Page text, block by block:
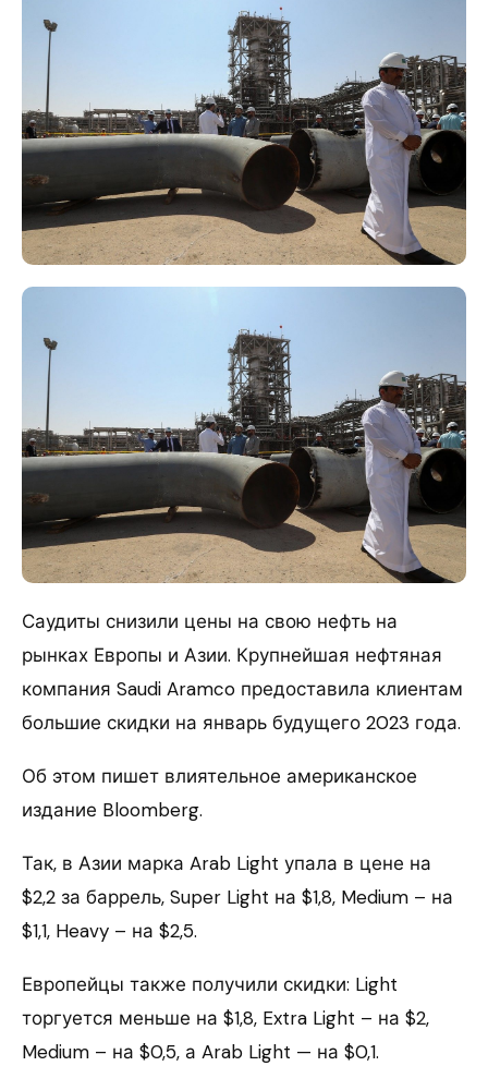
Саудиты снизили цены на свою нефть на
рынках Европы и Азии. Крупнейшая нефтяная
компания Saudi Aramco предоставила клиентам
большие скидки на январь будущего 2023 года.
Об этом пишет влиятельное американское
издание Bloomberg.
Так, в Азии марка Arab Light упала в цене на
$2,2 за баррель, Super Light на $1,8, Medium – на
$1,1, Heavy – на $2,5.
Европейцы также получили скидки: Light
торгуется меньше на $1,8, Extra Light – на $2,
Medium – на $0,5, а Arab Light — на $0,1.